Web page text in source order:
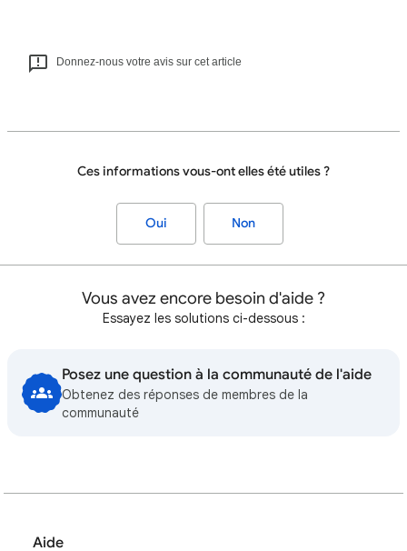
Donnez-nous votre avis sur cet article
Ces informations vous-ont elles été utiles ?
Oui Non
Vous avez encore besoin d'aide ?
Essayez les solutions ci-dessous :
Posez une question à la communauté de l'aide
Obtenez des réponses de membres de la
communauté
Aide